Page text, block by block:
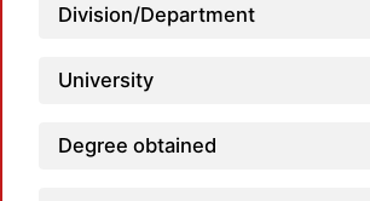
Division/Department
University
Degree obtained